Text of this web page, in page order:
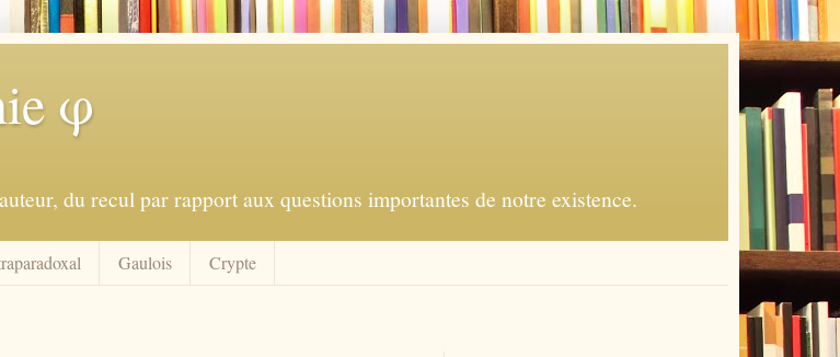
φ
du recul par rapport aux questions importantes de notre existence.
Gaulois Crypte